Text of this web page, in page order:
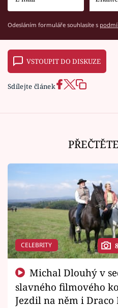
Odesláním formuláře souhlasíte s
VSTOUPIT DO DISKUZE
Sdílejte článek
CELEBRITY
slavného filmového
Jezdil na něm i